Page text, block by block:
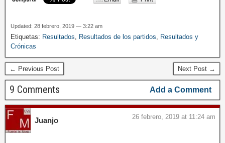
Updated: 28 febrero, 2019 — 3:22 am
Etiquetas: Resultados, Resultados de los partidos, Resultados y
Crónicas
← Previous Post Next Post →
9 Comments Add a Comment
Juanjo 26 febrero, 2019 at 11:24 am